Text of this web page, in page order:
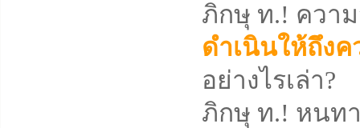
ภิกษุ ท.! ควา
ดำเนินให้ถึง
อย่างไรเล่า?
ภิกษุ ท.! หนท